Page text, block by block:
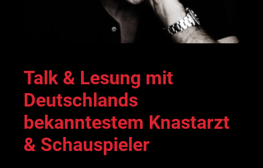
Talk & Lesung mit
Deutschlands
bekanntestem Knastarzt
& Schauspieler